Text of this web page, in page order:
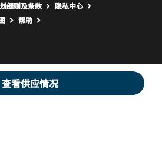
查看供应情况
细则及条款
隐私中心
打开新窗口
帮助